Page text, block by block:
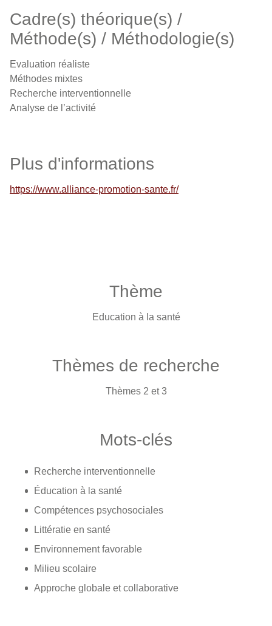
Cadre(s) théorique(s) /
Méthode(s) / Méthodologie(s)
Evaluation réaliste
Méthodes mixtes
Recherche interventionnelle
Analyse de l’activité
Plus d'informations
https://www.alliance-promotion-sante.fr/
Thème
Education à la santé
Thèmes de recherche
Thèmes 2 et 3
Mots-clés
Recherche interventionnelle
Éducation à la santé
Compétences psychosociales
Littératie en santé
Environnement favorable
Milieu scolaire
Approche globale et collaborative